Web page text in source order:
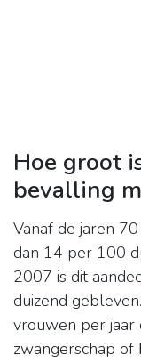
Hoe groot
bevalling
Vanaf de jaren
dan 14 per 100
2007 is dit
duizend
vrouwen per jaar
zwangerschap of